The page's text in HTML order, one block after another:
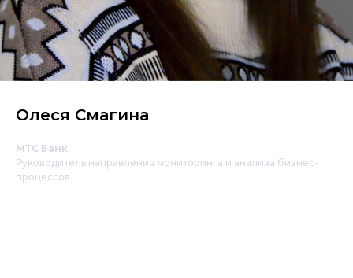
Олеся Смагина
МТС Банк
Руководитель направления мониторинга и анализа бизнес-
процессов